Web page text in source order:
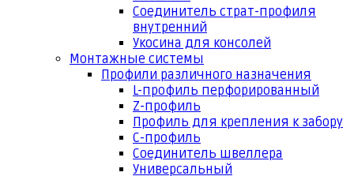
Соединитель страт-профиля
внутренний
Укосина для консолей
Монтажные системы
Профили различного назначения
L-профиль перфорированный
Z-профиль
Профиль для крепления к забору
С-профиль
Соединитель швеллера
Универсальный